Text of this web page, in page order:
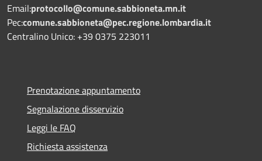
Email:protocollo@comune.sabbioneta.mn.it
Pec:comune.sabbioneta@pec.regione.lombardia.it
Centralino Unico: +39 0375 223011
Prenotazione appuntamento
Segnalazione disservizio
Leggi le FAQ
Richiesta assistenza